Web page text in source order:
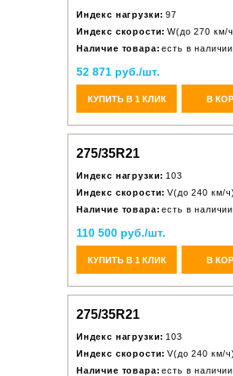
Индекс нагрузки: 97
Индекс скорости: W(до 270 км/
Наличие товара: есть в наличии
52 871 руб./шт.
КУПИТЬ В 1 КЛИК В
275/35R21
Индекс нагрузки: 103
Индекс скорости: V(до 240 км/ч)
Наличие товара: есть в наличии
110 500 руб./шт.
КУПИТЬ В 1 КЛИК В
275/35R21
Индекс нагрузки: 103
Индекс скорости: V(до 240 км/ч)
Наличие товара: есть в наличии